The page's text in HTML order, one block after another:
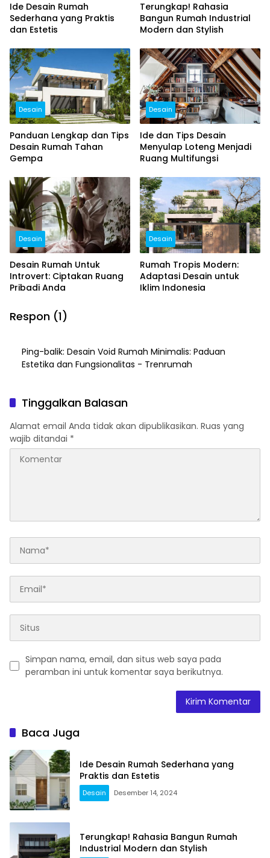
Ide Desain Rumah
Sederhana yang Praktis
dan Estetis
Terungkap! Rahasia
Bangun Rumah Industrial
Modern dan Stylish
Desain
Panduan Lengkap dan Tips
Desain Rumah Tahan
Gempa
Desain
Ide dan Tips Desain
Menyulap Loteng Menjadi
Ruang Multifungsi
Desain
Desain Rumah Untuk
Introvert: Ciptakan Ruang
Pribadi Anda
Desain
Rumah Tropis Modern:
Adaptasi Desain untuk
Iklim Indonesia
Respon (1)
Ping-balik: Desain Void Rumah Minimalis: Paduan
Estetika dan Fungsionalitas - Trenrumah
Tinggalkan Balasan
Alamat email Anda tidak akan dipublikasikan. Ruas yang
wajib ditandai *
Simpan nama, email, dan situs web saya pada
peramban ini untuk komentar saya berikutnya.
Baca Juga
Ide Desain Rumah Sederhana yang
Praktis dan Estetis
Desain Desember 14, 2024
Terungkap! Rahasia Bangun Rumah
Industrial Modern dan Stylish